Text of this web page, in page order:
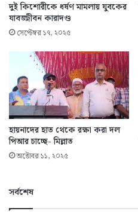
দুই কিশোরীকে ধর্ষণ মামলায় যুবকের
যাবজ্জীবন কারাদণ্ড
সেপ্টেম্বর ১৭, ২০২৫
হায়নাদের হাত থেকে রক্ষা করা দল
পিআর চাচ্ছে- মিল্লাত
অক্টোবর ১১, ২০২৫
সর্বশেষ